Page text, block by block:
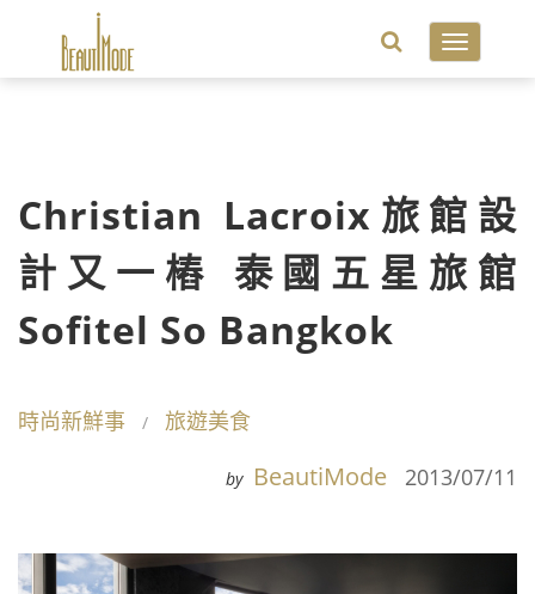
Toggle
Christian Lacroix旅館設
計又一樁 泰國五星旅館
Sofitel So Bangkok
時尚新鮮事 旅遊美食
by BeautiMode 2013/07/11